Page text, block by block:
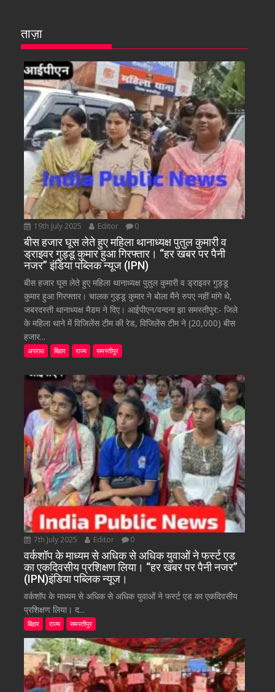
ताज़ा
19th July 2025 Editor 0
बीस हजार घूस लेते हुए महिला थानाध्यक्ष पुतुल कुमारी व
ड्राइवर गुड्डू कुमार हुआ गिरफ्तार। “हर खबर पर पैनी
नजर” इंडिया पब्लिक न्यूज (IPN)
बीस हजार घूस लेते हुए महिला थानाध्यक्ष पुतुल कुमारी व ड्राइवर गुड्डू
कुमार हुआ गिरफ्तार। चालक गुड्डू कुमार ने बोला मैंने रुपए नहीं मांगे थे,
जबरदस्ती थानाध्यक्ष मैडम ने दिए। आईपीएन/वन्दना झा समस्तीपुर:- जिले
के महिला थाने में विजिलेंस टीम की रेड, विजिलेंस टीम ने (20,000) बीस
हजार...
अपराध बिहार राज्य समस्तीपुर
7th July 2025 Editor 0
वर्कशॉप के माध्यम से अधिक से अधिक युवाओं ने फर्स्ट एड
का एकदिवसीय प्रशिक्षण लिया। “हर खबर पर पैनी नजर”
(IPN)इंडिया पब्लिक न्यूज।
वर्कशॉप के माध्यम से अधिक से अधिक युवाओं ने फर्स्ट एड का एकदिवसीय
प्रशिक्षण लिया। द...
बिहार राज्य समस्तीपुर